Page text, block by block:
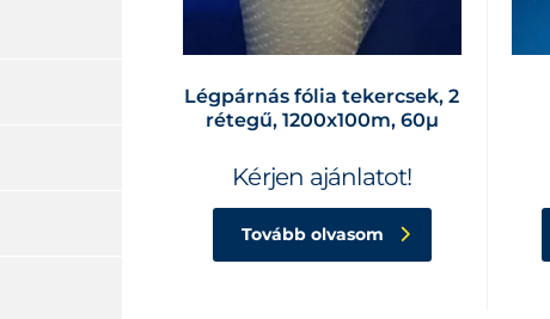
Légpárnás fólia tekercsek, 2
rétegű, 1200x100m, 60µ
Kérjen ajánlatot!
Tovább olvasom